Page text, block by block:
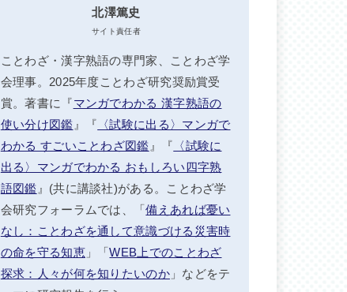
北澤篤史
サイト責任者
ことわざ・漢字熟語の専門家、ことわざ学
会理事。2025年度ことわざ研究奨励賞受
賞。著書に『マンガでわかる 漢字熟語の
使い分け図鑑 』『 〈試験に出る〉マンガで
わかる すごいことわざ図鑑 』『 〈試験に
出る〉マンガでわかる おもしろい四字熟
語図鑑 』(共に講談社)がある。ことわざ学
会研究フォーラムでは、「備えあれば憂い
なし：ことわざを通して意識づける災害時
の命を守る知恵」「WEB上でのことわざ
探求：人々が何を知りたいのか」などをテ